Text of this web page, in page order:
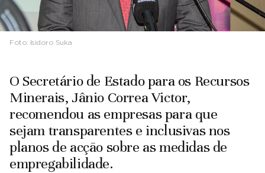
Foto: Isidoro Suka
O Secretário de Estado para os Recursos
Minerais, Jânio Correa Victor,
recomendou as empresas para que
sejam transparentes e inclusivas nos
planos de acção sobre as medidas de
empregabilidade.